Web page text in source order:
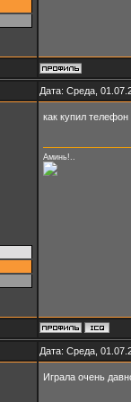
Дата: Среда,
как купил
Аминь!..
Дата: Среда,
Играла очень